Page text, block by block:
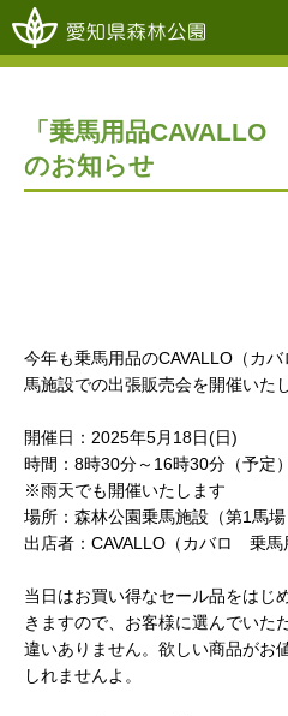
「乗馬用品
のお知らせ
今年も乗馬用品のCAVALLO（カ
馬施設での出張販売会を開催いた
開催日：2025年5月18日(日)
時間：8時30分～16時30分（予定）
※雨天でも開催いたします
場所：森林公園乗馬施設（第1馬場
出店者：CAVALLO（カバロ 乗馬
当日はお買い得なセール品をはじ
きますので、お客様に選んでいた
違いありません。欲しい商品がお
しれませんよ。